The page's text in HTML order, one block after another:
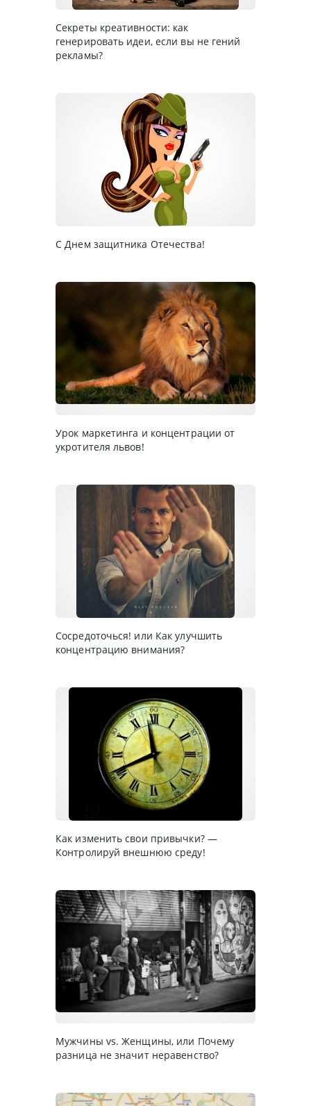
Секреты креативности: как
генерировать идеи, если вы не гений
рекламы?
С Днем защитника Отечества!
Урок маркетинга и концентрации от
укротителя львов!
Сосредоточься! или Как улучшить
концентрацию внимания?
Как изменить свои привычки? —
Контролируй внешнюю среду!
Мужчины vs. Женщины, или Почему
разница не значит неравенство?